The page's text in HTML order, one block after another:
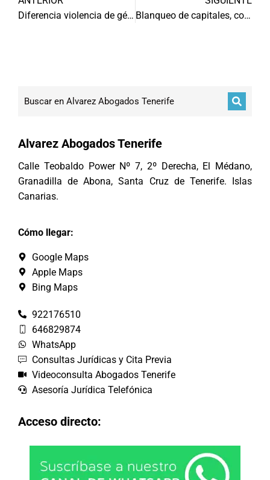
Diferencia violencia de género y doméstica
Blanqueo de capitales, concepto y penas
Alvarez Abogados Tenerife
Calle Teobaldo Power Nº 7, 2º Derecha, El Médano,
Granadilla de Abona, Santa Cruz de Tenerife. Islas
Canarias.
Cómo llegar:
Google Maps
Apple Maps
Bing Maps
922176510
646829874
WhatsApp
Consultas Jurídicas y Cita Previa
Videoconsulta Abogados Tenerife
Asesoría Jurídica Telefónica
Acceso directo: